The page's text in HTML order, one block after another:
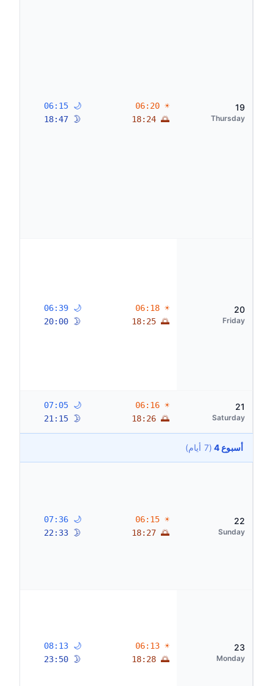
19
Thursday
☀ 06:20
🌅 18:24
🌙 06:15
🌛 18:47
20
Friday
☀ 06:18
🌅 18:25
🌙 06:39
🌛 20:00
21
Saturday
☀ 06:16
🌅 18:26
🌙 07:05
🌛 21:15
أسبوع 4 (7 أيام)
22
Sunday
☀ 06:15
🌅 18:27
🌙 07:36
🌛 22:33
23
Monday
☀ 06:13
🌅 18:28
🌙 08:13
🌛 23:50